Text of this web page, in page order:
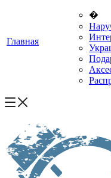
Главная
�